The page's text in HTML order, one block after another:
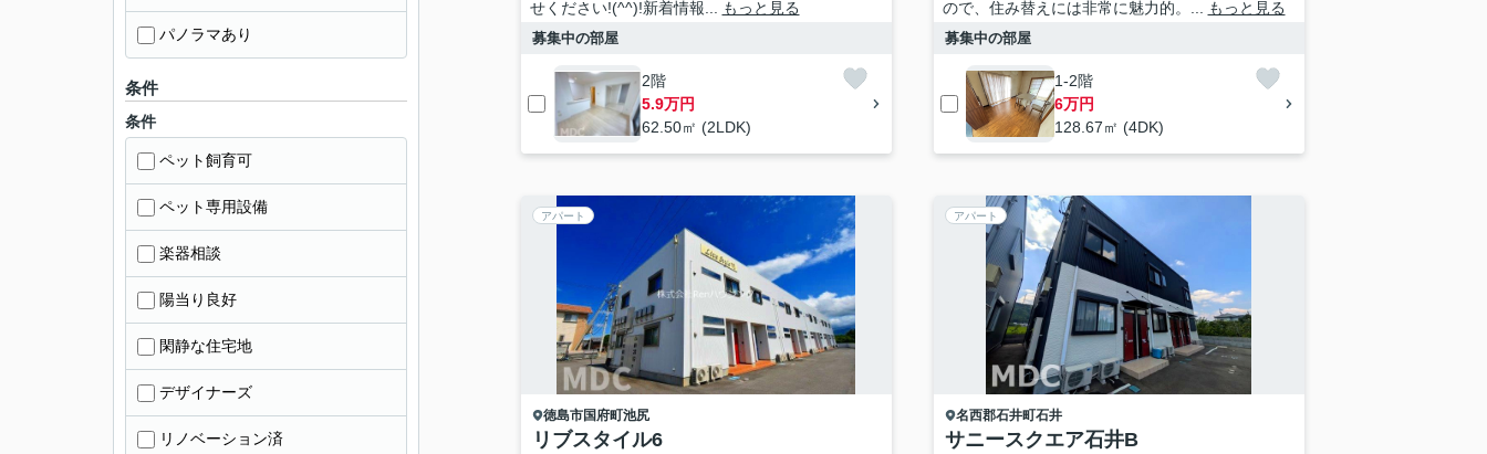
せください!(^^)!新着情報...
もっと見る
募集中の部屋
2階
5.9万円
62.50㎡ (2LDK)
ので、住み替えには非常に魅力的。...
もっと見る
募集中の部屋
1-2階
6万円
128.67㎡ (4DK)
アパート
徳島市国府町池尻
リブスタイル6
アパート
名西郡石井町石井
サニースクエア石井B
パノラマあり
条件
条件
ペット飼育可
ペット専用設備
楽器相談
陽当り良好
閑静な住宅地
デザイナーズ
リノベーション済